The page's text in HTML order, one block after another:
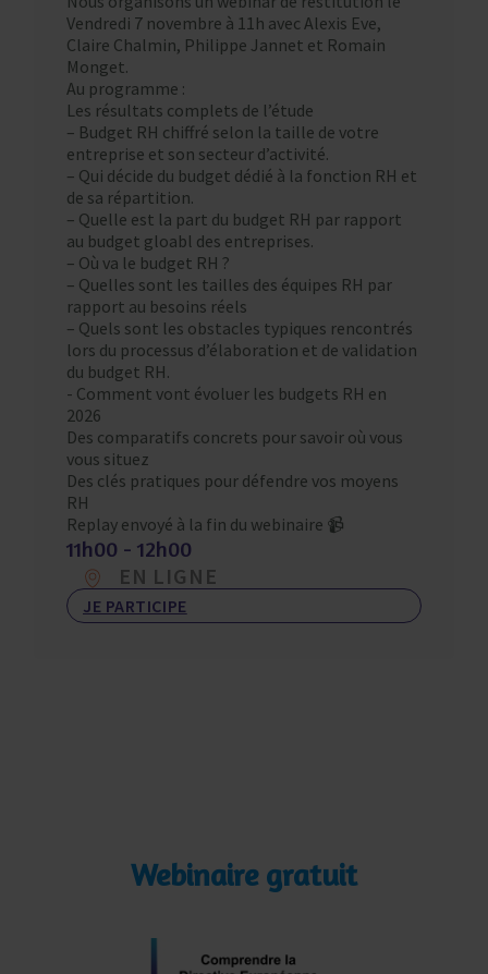
Vendredi 7 novembre à 11h avec Alexis Eve,
Claire Chalmin, Philippe Jannet et Romain
Monget.
Au programme :
Les résultats complets de l’étude
– Budget RH chiffré selon la taille de votre
entreprise et son secteur d’activité.
– Qui décide du budget dédié à la fonction RH et
de sa répartition.
– Quelle est la part du budget RH par rapport
au budget gloabl des entreprises.
– Où va le budget RH ?
– Quelles sont les tailles des équipes RH par
rapport au besoins réels
– Quels sont les obstacles typiques rencontrés
lors du processus d’élaboration et de validation
du budget RH.
​- Comment vont évoluer les budgets RH en
2026
Des comparatifs concrets pour savoir où vous
vous situez
Des clés pratiques pour défendre vos moyens
RH
Replay envoyé à la fin du webinaire 📹
11h00 - 12h00
EN LIGNE
JE PARTICIPE
Webinaire gratuit